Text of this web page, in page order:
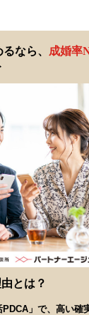
なら、 成婚率
とは？
PDCA」で、高い確